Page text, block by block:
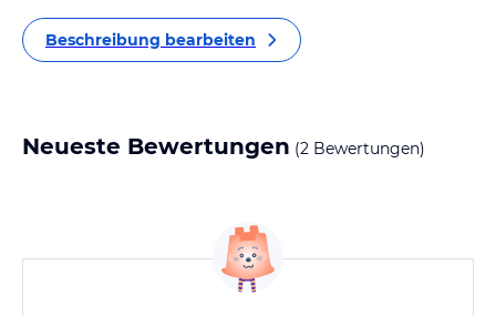
Beschreibung bearbeiten
Neueste Bewertungen (2 Bewertungen)